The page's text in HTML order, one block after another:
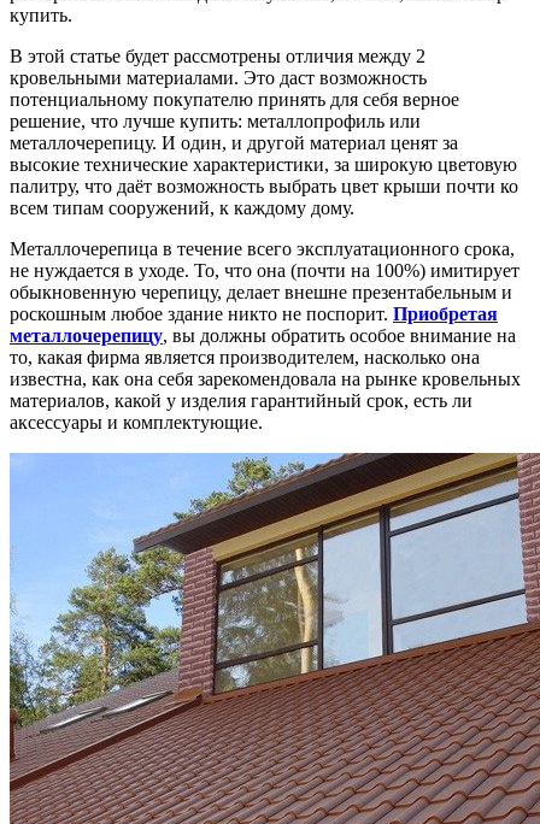
купить.
В этой статье будет рассмотрены отличия между 2
кровельными материалами. Это даст возможность
потенциальному покупателю принять для себя верное
решение, что лучше купить: металлопрофиль или
металлочерепицу. И один, и другой материал ценят за
высокие технические характеристики, за широкую цветовую
палитру, что даёт возможность выбрать цвет крыши почти ко
всем типам сооружений, к каждому дому.
Металлочерепица в течение всего эксплуатационного срока,
не нуждается в уходе. То, что она (почти на 100%) имитирует
обыкновенную черепицу, делает внешне презентабельным и
роскошным любое здание никто не поспорит. Приобретая
металлочерепицу, вы должны обратить особое внимание на
то, какая фирма является производителем, насколько она
известна, как она себя зарекомендовала на рынке кровельных
материалов, какой у изделия гарантийный срок, есть ли
аксессуары и комплектующие.